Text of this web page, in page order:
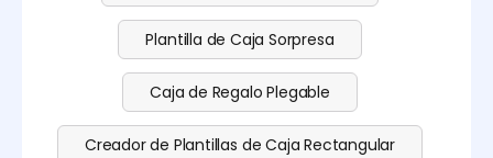
Plantilla de Caja Sorpresa
Caja de Regalo Plegable
Creador de Plantillas de Caja Rectangular